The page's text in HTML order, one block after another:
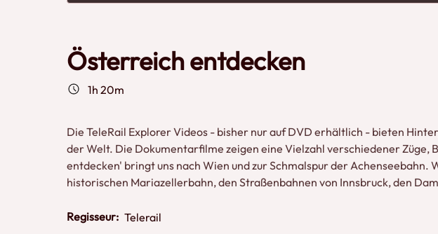
Österreich entdecken
1h 20m
Die TeleRail Explorer Videos - bisher nur auf DVD erhältlich - bieten
der Welt. Die Dokumentarfilme zeigen eine Vielzahl verschiedener
entdecken' bringt uns nach Wien und zur Schmalspur der
historischen Mariazellerbahn, den Straßenbahnen von Innsbruck, den
Regisseur: Telerail